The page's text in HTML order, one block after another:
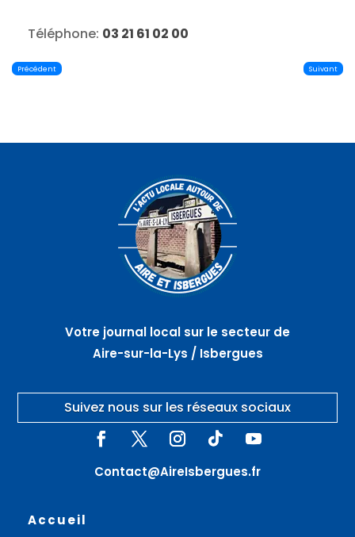
Téléphone: 03 21 61 02 00
Précédent Suivant
Votre journal local sur le secteur de
Aire-sur-la-Lys / Isbergues
Suivez nous sur les réseaux sociaux
Contact@AireIsbergues.fr
Accueil